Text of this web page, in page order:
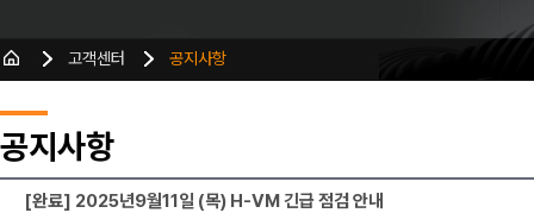
고객센터 공지사항
공지사항
[완료] 2025년9월11일 (목) H-VM 긴급 점검 안내